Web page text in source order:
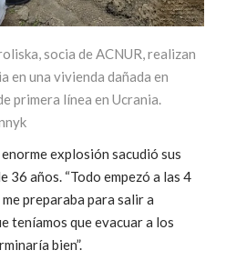
socia de ACNUR, realizan
en una vivienda dañada en
primera línea en Ucrania.
explosión sacudió sus
36 años. “Todo empezó a las 4
preparaba para salir a
teníamos que evacuar a los
bien”.